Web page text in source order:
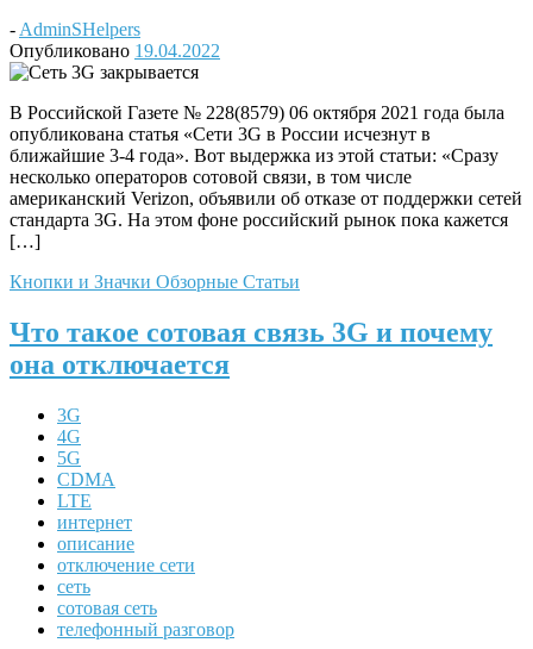
- AdminSHelpers
Опубликовано 19.04.2022
В Российской Газете № 228(8579) 06 октября 2021 года была
опубликована статья «Сети 3G в России исчезнут в
ближайшие 3-4 года». Вот выдержка из этой статьи: «Сразу
несколько операторов сотовой связи, в том числе
американский Verizon, объявили об отказе от поддержки сетей
стандарта 3G. На этом фоне российский рынок пока кажется
[…]
Кнопки и Значки Обзорные Статьи
Что такое сотовая связь 3G и почему
она отключается
3G
4G
5G
CDMA
LTE
интернет
описание
отключение сети
сеть
сотовая сеть
телефонный разговор